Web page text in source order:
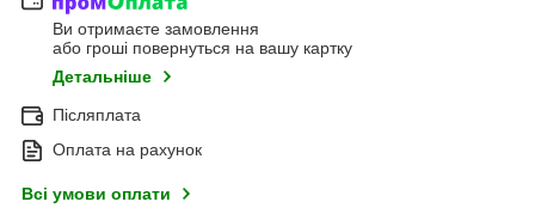
Ви отримаєте замовлення
або гроші повернуться на вашу картку
Детальніше
Післяплата
Оплата на рахунок
Всі умови оплати